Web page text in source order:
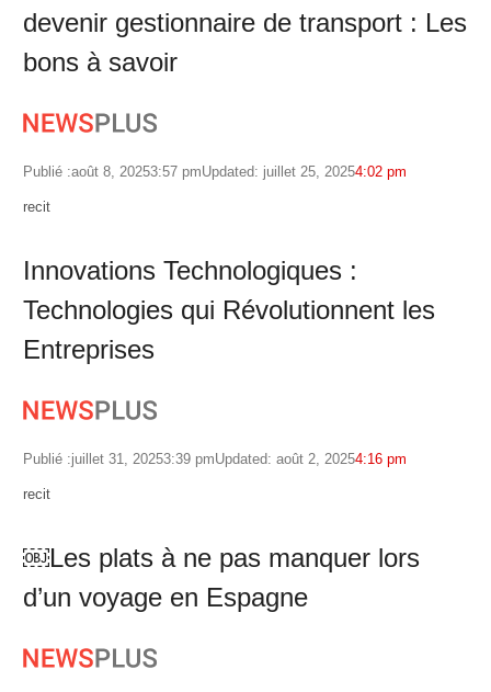
devenir gestionnaire de transport : Les
bons à savoir
Publié :août 8, 20253:57 pmUpdated: juillet 25, 20254:02 pm
Author
recit
Innovations Technologiques :
Technologies qui Révolutionnent les
Entreprises
Publié :juillet 31, 20253:39 pmUpdated: août 2, 20254:16 pm
Author
recit
￼Les plats à ne pas manquer lors
d’un voyage en Espagne